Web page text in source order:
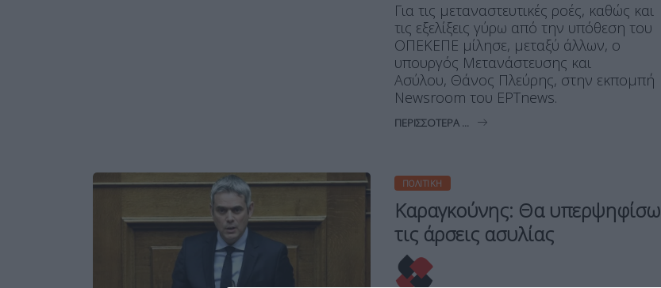
Για τις μεταναστευτικές ροές, καθώς και
τις εξελίξεις γύρω από την υπόθεση του
ΟΠΕΚΕΠΕ μίλησε, μεταξύ άλλων, ο
υπουργός Μετανάστευσης και
Ασύλου, Θάνος Πλεύρης, στην εκπομπή
Newsroom του ΕΡΤnews.
ΠΕΡΙΣΣΌΤΕΡΑ ...
ΠΟΛΙΤΙΚΉ
Καραγκούνης: Θα υπερψηφίσω
τις άρσεις ασυλίας